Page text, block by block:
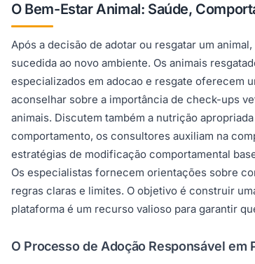
O Bem-Estar Animal: Saúde,
Após a decisão de adotar ou resgatar um
sucedida ao novo ambiente. Os animais
especializados em adocao e resgate oferecem
aconselhar sobre a importância de check-ups
animais. Discutem também a nutrição
comportamento, os consultores auxiliam na
estratégias de modificação comportamental
Os especialistas fornecem orientações sobre
regras claras e limites. O objetivo é construir
plataforma é um recurso valioso para garantir
O Processo de Adoção Responsável em